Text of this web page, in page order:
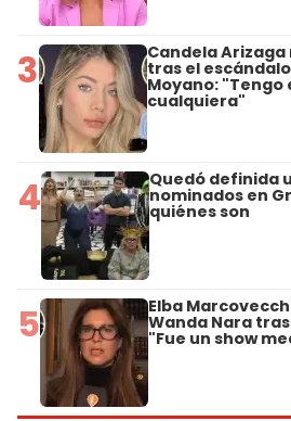
3 Candela
tras el
Moyano:
cualquiera"
4 Quedó definida
nominados en
quiénes son
5 Elba
Wanda Nara
"Fue un show